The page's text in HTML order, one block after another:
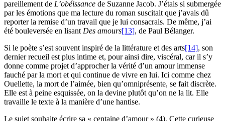
pareillement de L’obéissance de Suzanne Jacob. J’étais si submergée
par les émotions que ma lecture du roman suscitait que j’avais dû
reporter la remise d’un travail que je lui consacrais. De même, j’ai
été bouleversée en lisant Des amours[13], de Paul Bélanger.
Si le poète s’est souvent inspiré de la littérature et des arts[14], son
dernier recueil est plus intime et, pour ainsi dire, viscéral, car il s’y
donne comme projet d’approcher la vérité d’un amour immense
fauché par la mort et qui continue de vivre en lui. Ici comme chez
Ouellette, la mort de l’aimée, bien qu’omniprésente, se fait discrète.
Elle est à peine esquissée, on la devine plutôt qu’on ne la lit. Elle
travaille le texte à la manière d’une hantise.
Le sujet souhaite écrire sa « centaine d’amour » (4). Cette curieuse